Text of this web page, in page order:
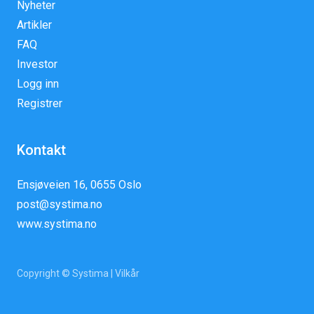
Nyheter
Artikler
FAQ
Investor
Logg inn
Registrer
Kontakt
Ensjøveien 16, 0655 Oslo
post@systima.no
www.systima.no
Copyright © Systima | Vilkår